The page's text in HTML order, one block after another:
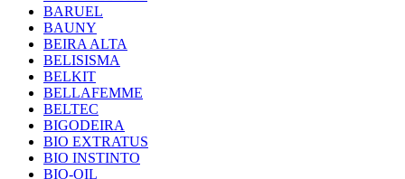
BARUEL
BAUNY
BEIRA ALTA
BELISISMA
BELKIT
BELLAFEMME
BELTEC
BIGODEIRA
BIO EXTRATUS
BIO INSTINTO
BIO-OIL